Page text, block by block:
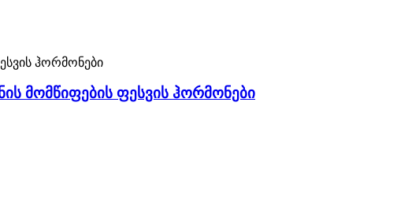
მომწიფების ფესვის ჰორმონები